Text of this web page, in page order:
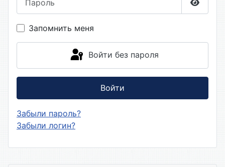
Запомнить меня
Войти без пароля
Войти
Забыли пароль?
Забыли логин?